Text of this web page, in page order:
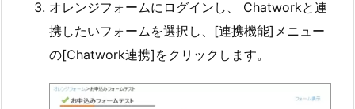
オレンジフォームにログインし、 Chatworkと連
携したいフォームを選択し、[連携機能]メニュー
の[Chatwork連携]をクリックします。